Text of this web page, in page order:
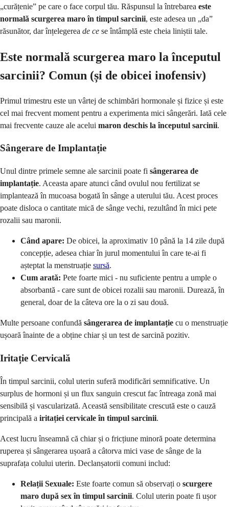
„curățenie” pe care o face corpul tău. Răspunsul la întrebarea este
normală scurgerea maro în timpul sarcinii, este adesea un „da”
răsunător, dar înțelegerea de ce se întâmplă este cheia liniștii tale.
Este normală scurgerea maro la începutul
sarcinii? Comun (și de obicei inofensiv)
Primul trimestru este un vârtej de schimbări hormonale și fizice și este
cel mai frecvent moment pentru a experimenta mici sângerări. Iată cele
mai frecvente cauze ale acelui maron deschis la începutul sarcinii.
Sângerare de Implantație
Unul dintre primele semne ale sarcinii poate fi sângerarea de
implantație. Aceasta apare atunci când ovulul nou fertilizat se
implantează în mucoasa bogată în sânge a uterului tău. Acest proces
poate disloca o cantitate mică de sânge vechi, rezultând în mici pete
rozalii sau maronii.
Când apare: De obicei, la aproximativ 10 până la 14 zile după
concepție, adesea chiar în jurul momentului în care te-ai fi
așteptat la menstruație sursă.
Cum arată: Pete foarte mici - nu suficiente pentru a umple o
absorbantă - care sunt de obicei rozalii sau maronii. Durează, în
general, doar de la câteva ore la o zi sau două.
Multe persoane confundă sângerarea de implantație cu o menstruație
ușoară înainte de a obține chiar și un test de sarcină pozitiv.
Iritație Cervicală
În timpul sarcinii, colul uterin suferă modificări semnificative. Un
surplus de hormoni și un flux sanguin crescut fac întreaga zonă mai
sensibilă și vascularizată. Această sensibilitate crescută este o cauză
principală a iritației cervicale în timpul sarcinii.
Acest lucru înseamnă că chiar și o fricțiune minoră poate determina
ruperea și sângerarea ușoară a câtorva mici vase de sânge de la
suprafața colului uterin. Declanșatorii comuni includ:
Relații Sexuale: Este foarte comun să observați o scurgere
maro după sex în timpul sarcinii. Colul uterin poate fi ușor